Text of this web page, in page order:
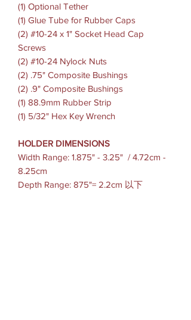
(1) Optional Tether
(1) Glue Tube for Rubber Caps
(2) #10-24 x 1" Socket Head Cap
Screws
(2) #10-24 Nylock Nuts
(2) .75" Composite Bushings
(2) .9" Composite Bushings
(1) 88.9mm Rubber Strip
(1) 5/32" Hex Key Wrench
HOLDER DIMENSIONS
Width Range: 1.875" - 3.25" / 4.72cm -
8.25cm
Depth Range: 875"= 2.2cm 以下